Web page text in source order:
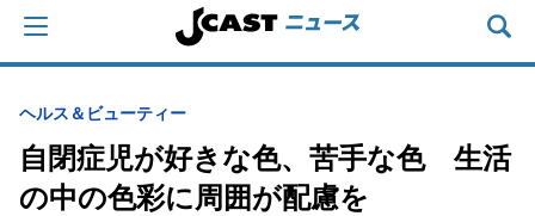
ヘルス＆ビューティー
自閉症児が好きな色、苦手な色 生活
の中の色彩に周囲が配慮を